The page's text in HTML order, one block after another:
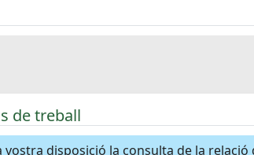
de treball
vostra disposició la consulta de la